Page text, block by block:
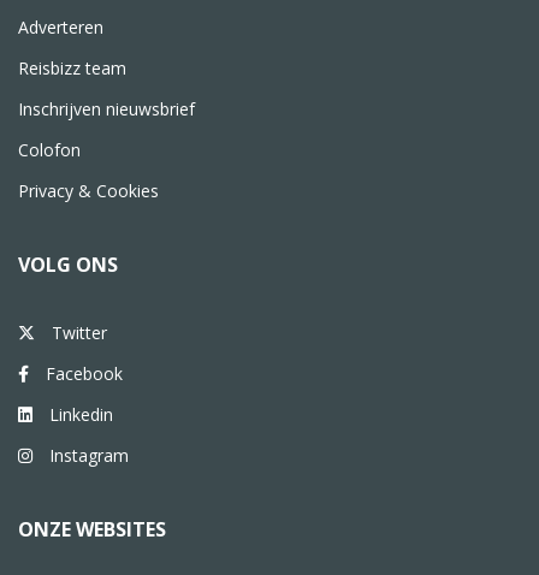
Adverteren
Reisbizz team
Inschrijven nieuwsbrief
Colofon
Privacy & Cookies
VOLG ONS
Twitter
Facebook
Linkedin
Instagram
ONZE WEBSITES